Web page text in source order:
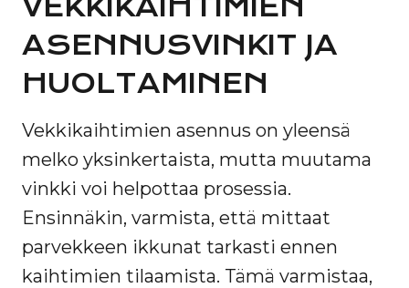
VEKKIKAIHTIMIEN
ASENNUSVINKIT JA
HUOLTAMINEN
Vekkikaihtimien asennus on yleensä
melko yksinkertaista, mutta muutama
vinkki voi helpottaa prosessia.
Ensinnäkin, varmista, että mittaat
parvekkeen ikkunat tarkasti ennen
kaihtimien tilaamista. Tämä varmistaa,